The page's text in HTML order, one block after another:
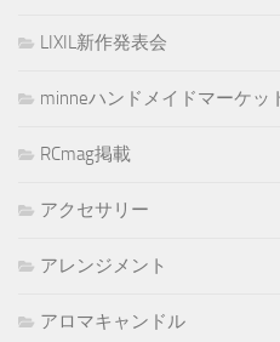
LIXIL新作発表会
minneハンドメイドマーケッ
RCmag掲載
アクセサリー
アレンジメント
アロマキャンドル